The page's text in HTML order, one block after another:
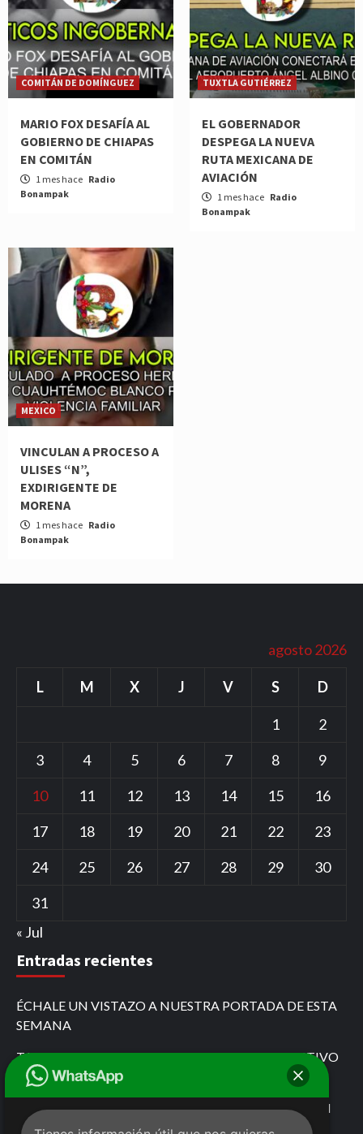
COMITÁN DE DOMÍNGUEZ
MARIO FOX DESAFÍA AL
GOBIERNO DE CHIAPAS
EN COMITÁN
1 mes hace Radio
Bonampak
TUXTLA GUTIÉRREZ
EL GOBERNADOR
DESPEGA LA NUEVA
RUTA MEXICANA DE
AVIACIÓN
1 mes hace Radio
Bonampak
MEXICO
VINCULAN A PROCESO A
ULISES “N”,
EXDIRIGENTE DE
MORENA
1 mes hace Radio
Bonampak
agosto 2026
L M X J V S D
1
2
3
4 5 6 7 8
9
10
11 12 13 14 15
16
17
18 19 20 21 22
23
24
25 26 27 28 29
30
31
« Jul
Entradas recientes
ÉCHALE UN VISTAZO A NUESTRA PORTADA DE ESTA
SEMANA
TARJETA ROJA POR PASARSE EL ROJO EL COLECTIVO
QUE SE CREYÓ DE FÓRMULA 1
MARIO FOX DESAFÍA AL GOBIERNO DE CHIAPAS EN
COMITÁN